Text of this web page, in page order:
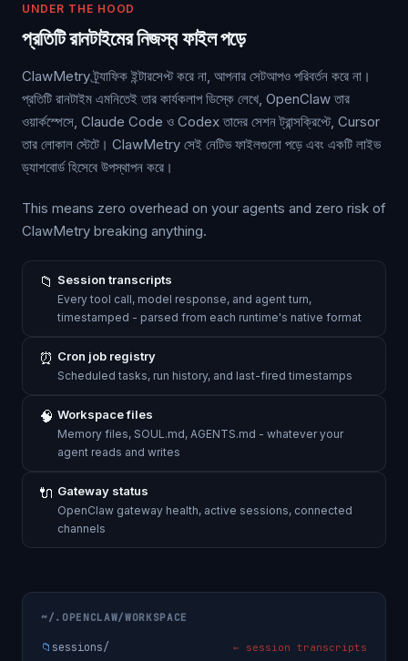
UNDER THE HOOD
প্রতিটি রানটাইমের নিজস্ব ফাইল পড়ে
ClawMetry ট্র্যাফিক ইন্টারসেপ্ট করে না, আপনার সেটআপও পরিবর্তন করে না।
প্রতিটি রানটাইম এমনিতেই তার কার্যকলাপ ডিস্কে লেখে, OpenClaw তার
ওয়ার্কস্পেসে, Claude Code ও Codex তাদের সেশন ট্রান্সক্রিপ্টে, Cursor
তার লোকাল স্টেটে। ClawMetry সেই নেটিভ ফাইলগুলো পড়ে এবং একটি লাইভ
ড্যাশবোর্ড হিসেবে উপস্থাপন করে।
This means zero overhead on your agents and zero risk of
ClawMetry breaking anything.
📁 Session transcripts
Every tool call, model response, and agent turn,
timestamped - parsed from each runtime's native format
⏰ Cron job registry
Scheduled tasks, run history, and last-fired timestamps
🧠 Workspace files
Memory files, SOUL.md, AGENTS.md - whatever your
agent reads and writes
🔌 Gateway status
OpenClaw gateway health, active sessions, connected
channels
~/.OPENCLAW/WORKSPACE
📁 sessions/ ← session transcripts